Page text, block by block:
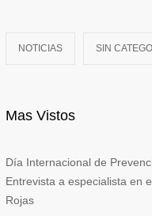
NOTICIAS SIN
Mas Vistos
Día Internacional de
Entrevista a especialista en
Rojas